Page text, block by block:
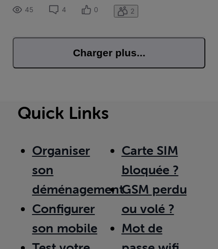
alors que la box est bien à l'heure et que la programmation
est toujours l
45 4 0 2
Charger plus...
Quick Links
Organiser
son
déménagement
Configurer
son mobile
Carte SIM
bloquée ?
GSM perdu
ou volé ?
Mot de